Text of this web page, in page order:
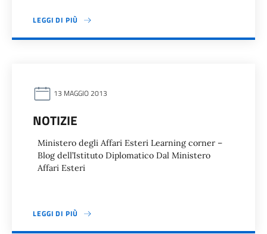
LEGGI DI PIÙ
13 MAGGIO 2013
NOTIZIE
Ministero degli Affari Esteri Learning corner –
Blog dell’Istituto Diplomatico Dal Ministero
Affari Esteri
LEGGI DI PIÙ